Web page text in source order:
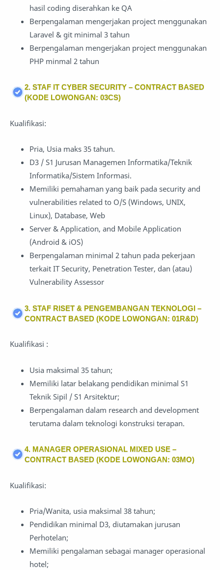
hasil coding diserahkan ke QA
Berpengalaman mengerjakan project menggunakan
Laravel & git minimal 3 tahun
Berpengalaman mengerjakan project menggunakan
PHP minmal 2 tahun
2. STAF IT CYBER SECURITY – CONTRACT BASED
(KODE LOWONGAN: 03CS)
Kualifikasi:
Pria, Usia maks 35 tahun.
D3 / S1 Jurusan Managemen Informatika/Teknik
Informatika/Sistem Informasi.
Memiliki pemahaman yang baik pada security and
vulnerabilities related to O/S (Windows, UNIX,
Linux), Database, Web
Server & Application, and Mobile Application
(Android & iOS)
Berpengalaman minimal 2 tahun pada pekerjaan
terkait IT Security, Penetration Tester, dan (atau)
Vulnerability Assessor
3. STAF RISET & PENGEMBANGAN TEKNOLOGI –
CONTRACT BASED (KODE LOWONGAN: 01R&D)
Kualifikasi :
Usia maksimal 35 tahun;
Memiliki latar belakang pendidikan minimal S1
Teknik Sipil / S1 Arsitektur;
Berpengalaman dalam research and development
terutama dalam teknologi konstruksi terapan.
4. MANAGER OPERASIONAL MIXED USE –
CONTRACT BASED (KODE LOWONGAN: 03MO)
Kualifikasi:
Pria/Wanita, usia maksimal 38 tahun;
Pendidikan minimal D3, diutamakan jurusan
Perhotelan;
Memiliki pengalaman sebagai manager operasional
hotel;